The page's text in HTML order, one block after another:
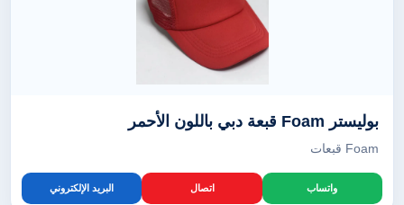
بوليستر Foam قبعة دبي باللون الأحمر
Foam قبعات
واتساب اتصال البريد الإلكتروني